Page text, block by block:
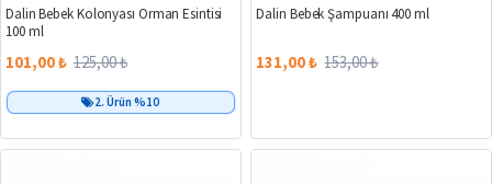
Dalin Bebek Kolonyası Orman Esintisi
100 ml
101,00 ₺ 125,00 ₺
2. Ürün %10
Dalin Bebek Şampuanı 400 ml
131,00 ₺ 153,00 ₺